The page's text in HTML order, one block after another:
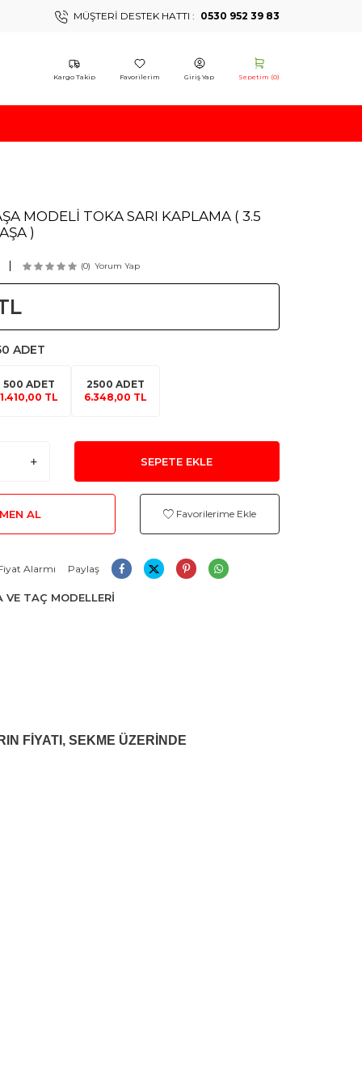
MÜŞTERI DESTEK HATTI : 0530 952 39 83
Kargo Takip Favorilerim Giriş Yap Sepetim (0)
MODELİ TOKA SARI KAPLAMA ( 3.5
)
(0) Yorum Yap
ADET
500 ADET
1.410,00 TL
2500 ADET
6.348,00 TL
SEPETE EKLE
AL Favorilerime Ekle
Alarmı Paylaş
VE TAÇ MODELLERİ
FİYATI, SEKME ÜZERİNDE